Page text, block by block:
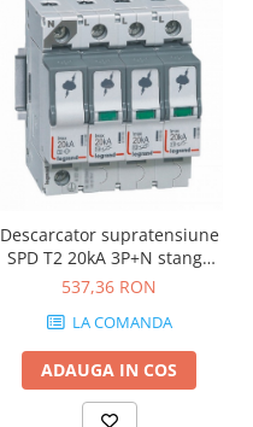
Descarcator supratensiune
SPD T2 20kA 3P+N stanga
Legrand 412225
537,36 RON
LA COMANDA
ADAUGA IN COS